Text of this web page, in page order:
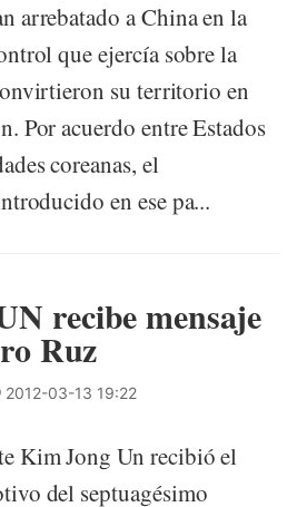
arrebatado a China en la
que ejercía sobre la
su territorio en
Por acuerdo entre Estados
coreanas, el
en ese pa...
recibe mensaje
Ruz
2012-03-13 19:22
Kim Jong Un recibió el
del septuagésimo